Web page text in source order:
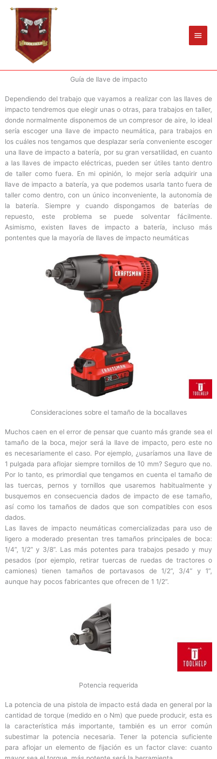
contenido
Guía de llave de impacto
Dependiendo del trabajo que vayamos a realizar con las llaves de
impacto tendremos que elegir unas o otras, para trabajos en taller,
donde normalmente disponemos de un compresor de aire, lo ideal
sería escoger una llave de impacto neumática, para trabajos en
los cuáles nos tengamos que desplazar sería conveniente escoger
una llave de impacto a batería, por su gran versatilidad, en cuanto
a las llaves de impacto eléctricas, pueden ser útiles tanto dentro
de taller como fuera. En mi opinión, lo mejor sería adquirir una
llave de impacto a batería, ya que podemos usarla tanto fuera de
taller como dentro, con un único inconveniente, la autonomía de
la batería. Siempre y cuando dispongamos de baterías de
repuesto, este problema se puede solventar fácilmente.
Asimismo, existen llaves de impacto a batería, incluso más
pontentes que la mayoría de llaves de impacto neumáticas
Consideraciones sobre el tamaño de la bocallaves
Muchos caen en el error de pensar que cuanto más grande sea el
tamaño de la boca, mejor será la llave de impacto, pero este no
es necesariamente el caso. Por ejemplo, ¿usaríamos una llave de
1 pulgada para aflojar siempre tornillos de 10 mm? Seguro que no.
Por lo tanto, es primordial que tengamos en cuenta el tamaño de
las tuercas, pernos y tornillos que usaremos habitualmente y
busquemos en consecuencia dados de impacto de ese tamaño,
así como los tamaños de dados que son compatibles con esos
dados.
Las llaves de impacto neumáticas comercializadas para uso de
ligero a moderado presentan tres tamaños principales de boca:
1/4”, 1/2” y 3/8”. Las más potentes para trabajos pesado y muy
pesados (por ejemplo, retirar tuercas de ruedas de tractores o
camiones) tienen tamaños de portavasos de 1/2”, 3/4” y 1”,
aunque hay pocos fabricantes que ofrecen de 1 1/2”.
Potencia requerida
La potencia de una pistola de impacto está dada en general por la
cantidad de torque (medido en o Nm) que puede producir, esta es
la característica más importante, también es un error común
subestimar la potencia necesaria. Tener la potencia suficiente
para aflojar un elemento de fijación es un factor clave: cuanto